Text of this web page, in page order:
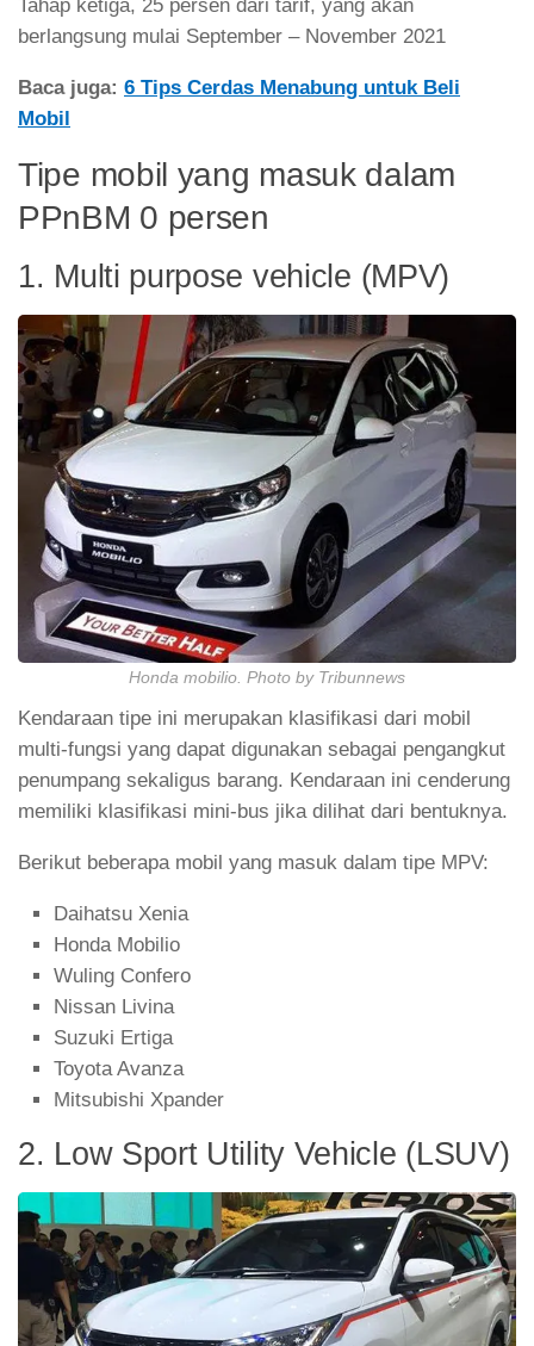
Tahap ketiga, 25 persen dari tarif, yang akan
berlangsung mulai September – November 2021
Baca juga: 6 Tips Cerdas Menabung untuk Beli
Mobil
Tipe mobil yang masuk dalam
PPnBM 0 persen
1. Multi purpose vehicle (MPV)
Honda mobilio. Photo by Tribunnews
Kendaraan tipe ini merupakan klasifikasi dari mobil
multi-fungsi yang dapat digunakan sebagai pengangkut
penumpang sekaligus barang. Kendaraan ini cenderung
memiliki klasifikasi mini-bus jika dilihat dari bentuknya.
Berikut beberapa mobil yang masuk dalam tipe MPV:
Daihatsu Xenia
Honda Mobilio
Wuling Confero
Nissan Livina
Suzuki Ertiga
Toyota Avanza
Mitsubishi Xpander
2. Low Sport Utility Vehicle (LSUV)